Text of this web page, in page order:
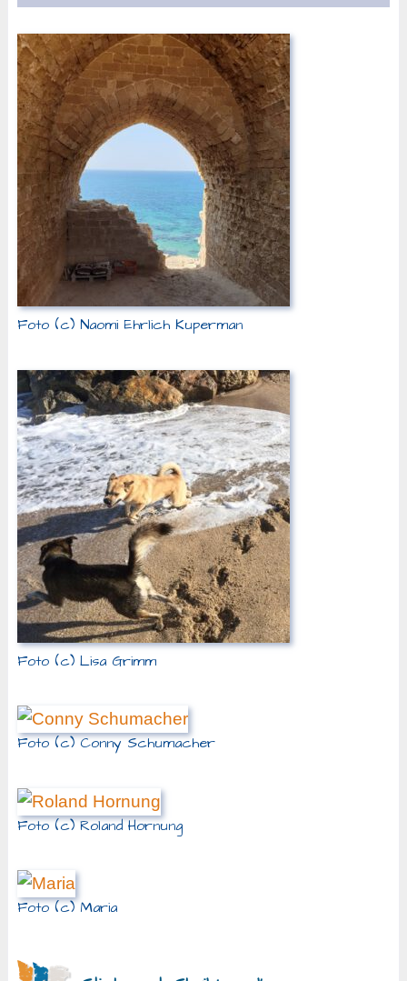
Foto (c) Naomi Ehrlich Kuperman
Foto (c) Lisa Grimm
Foto (c) Conny Schumacher
Foto (c) Roland Hornung
Foto (c) Maria